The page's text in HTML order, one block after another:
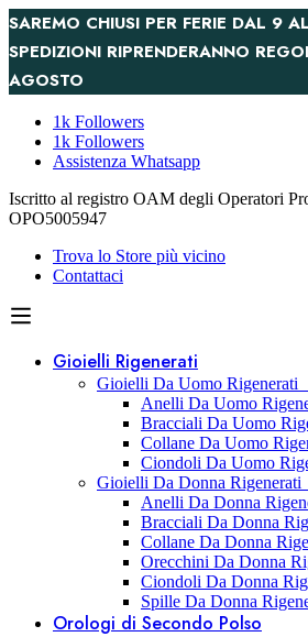
SAREMO CHIUSI PER FERIE DAL 9
SPEDIZIONI RIPRENDERANNO
AGOSTO
1k Followers
1k Followers
Assistenza Whatsapp
Iscritto al registro OAM degli Operatori
OPO5005947
Trova lo Store più vicino
Contattaci
Gioielli Rigenerati
Gioielli Da Uomo Rigenerati
Anelli Da Uomo
Bracciali Da Uomo
Collane Da Uomo
Ciondoli Da Uomo
Gioielli Da Donna Rigenerati
Anelli Da Donna
Bracciali Da Donna
Collane Da Donna
Orecchini Da Donna
Ciondoli Da Donna
Spille Da Donna
Orologi di Secondo Polso